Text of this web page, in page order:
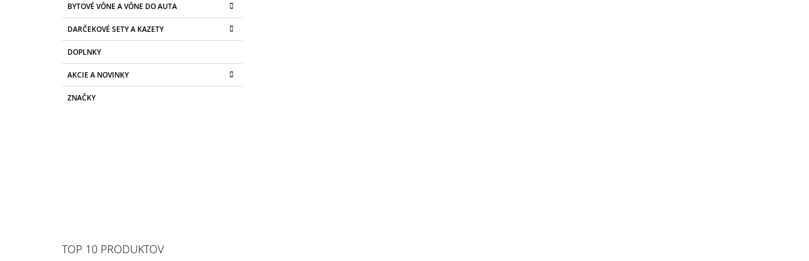
BYTOVÉ VÔNE A VÔNE DO AUTA
DARČEKOVÉ SETY A KAZETY
DOPLNKY
AKCIE A NOVINKY
ZNAČKY
TOP 10 PRODUKTOV